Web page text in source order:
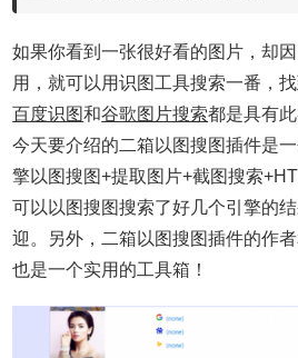
如果你看到一张很好看的图片，却
用，就可以用识图工具搜索一番，
百度识图和谷歌图片搜索都是具有
今天要介绍的二箱以图搜图插件是
擎以图搜图+提取图片+截图搜索
可以以图搜图搜索了好几个引擎的
迎。另外，二箱以图搜图插件的作
也是一个实用的工具箱！